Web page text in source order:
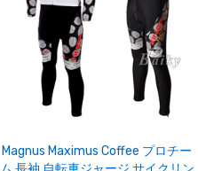
Magnus Maximus Coffee プロチー